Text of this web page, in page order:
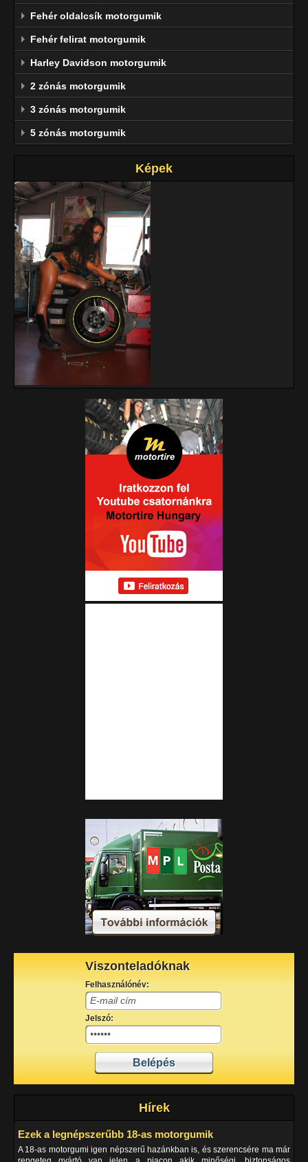
Fehér oldalcsík motorgumik
Fehér felirat motorgumik
Harley Davidson motorgumik
2 zónás motorgumik
3 zónás motorgumik
5 zónás motorgumik
Képek
Viszonteladóknak
Felhasználónév:
Jelszó:
Hírek
Ezek a legnépszerűbb 18-as motorgumik
A 18-as motorgumi igen népszerű hazánkban is, és szerencsére ma már